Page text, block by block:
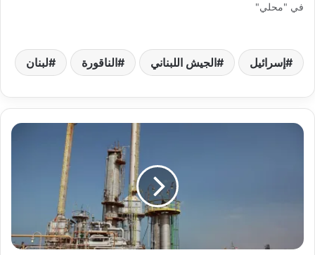
في "محلي"
إسرائيل الجيش اللبناني الناقورة لبنان